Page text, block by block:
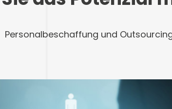
Personalbeschaffung und